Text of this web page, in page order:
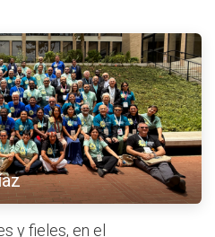
y fieles, en el